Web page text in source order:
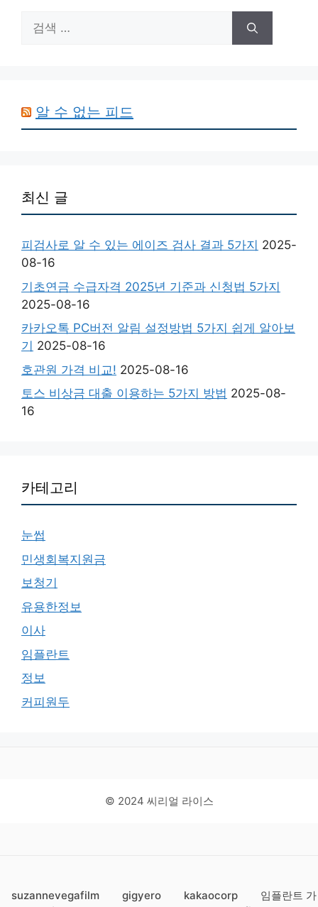
색:
알 수 없는 피드
최신 글
피검사로 알 수 있는 에이즈 검사 결과 5가지 2025-
08-16
기초연금 수급자격 2025년 기준과 신청법 5가지
2025-08-16
카카오톡 PC버전 알림 설정방법 5가지 쉽게 알아보
기 2025-08-16
호관원 가격 비교! 2025-08-16
토스 비상금 대출 이용하는 5가지 방법 2025-08-
16
카테고리
눈썹
민생회복지원금
보청기
유용한정보
이사
임플란트
정보
커피원두
© 2024 씨리얼 라이스
suzannevegafilm gigyero kakaocorp
임플란트 가